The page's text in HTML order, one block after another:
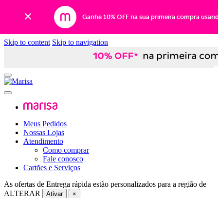
Ganhe 10% OFF na sua primeira compra
Skip to content Skip to navigation
Meus Pedidos
Nossas Lojas
Atendimento
Como comprar
Fale conosco
Cartões e Serviços
As ofertas de Entrega rápida estão personalizados para a região de
ALTERAR
Ativar ×